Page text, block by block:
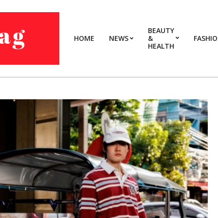
HOME NEWS
BEAUTY
&
HEALTH